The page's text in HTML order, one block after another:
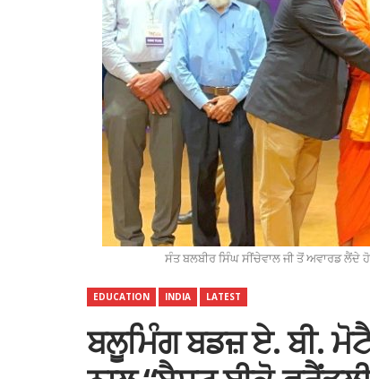
ਸੰਤ ਬਲਬੀਰ ਸਿੰਘ ਸੀਂਚੇਵਾਲ ਜੀ ਤੋਂ ਅਵਾਰਡ ਲੈਂਦੇ
EDUCATION INDIA LATEST
ਬਲੂਮਿੰਗ ਬਡਜ਼ ਏ. ਬੀ.